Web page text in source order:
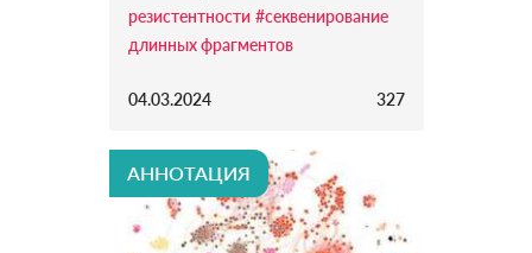
резистентности #секвенирование
длинных фрагментов
04.03.2024 327
АННОТАЦИЯ